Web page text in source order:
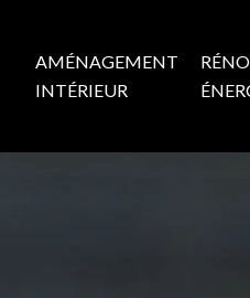
AMÉNAGEMENT
INTÉRIEUR